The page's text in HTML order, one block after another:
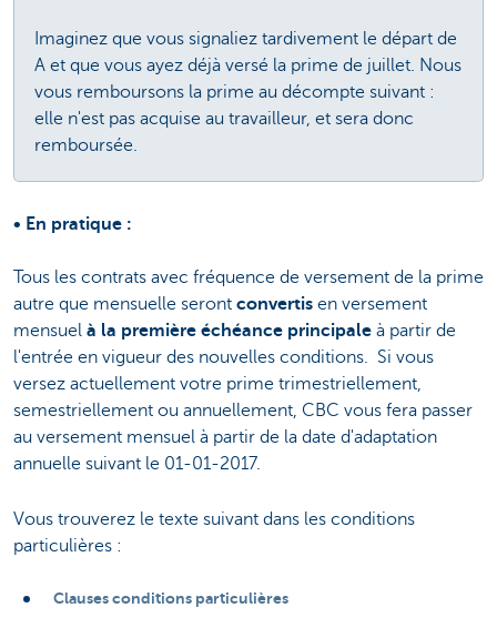
Imaginez que vous signaliez tardivement le départ de
A et que vous ayez déjà versé la prime de juillet. Nous
vous remboursons la prime au décompte suivant :
elle n'est pas acquise au travailleur, et sera donc
remboursée.
• En pratique :
Tous les contrats avec fréquence de versement de la prime
autre que mensuelle seront convertis en versement
mensuel à la première échéance principale à partir de
l'entrée en vigueur des nouvelles conditions. Si vous
versez actuellement votre prime trimestriellement,
semestriellement ou annuellement, CBC vous fera passer
au versement mensuel à partir de la date d'adaptation
annuelle suivant le 01-01-2017.
Vous trouverez le texte suivant dans les conditions
particulières :
Clauses conditions particulières